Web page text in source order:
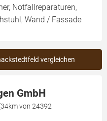
Notfallreparaturen,
Wand / Fassade
vergleichen
GmbH
von 24392